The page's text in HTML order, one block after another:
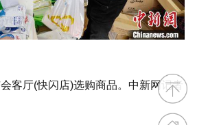
客厅(快闪店)选购商品。中新网记者